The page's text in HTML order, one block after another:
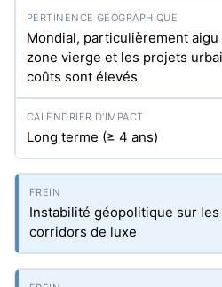
Mondial, particulièrement
zone vierge et les projets
coûts sont élevés
Long terme (≥ 4 ans)
Instabilité géopolitique sur
corridors de luxe